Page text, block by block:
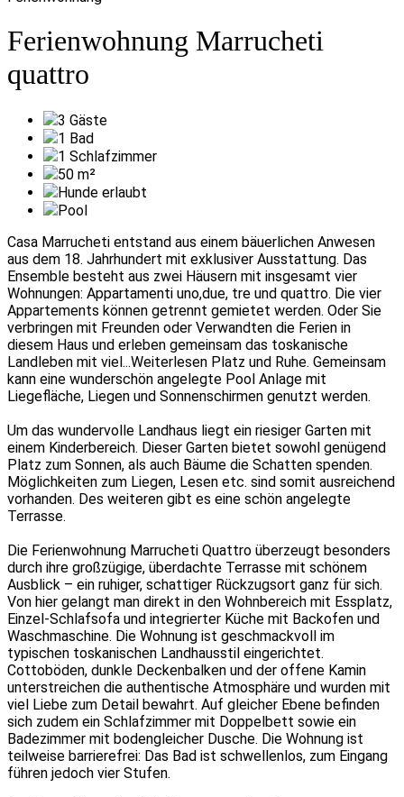
Ferienwohnung Marrucheti
quattro
3 Gäste
1 Bad
1 Schlafzimmer
50 m²
Hunde erlaubt
Pool
Casa Marrucheti entstand aus einem bäuerlichen Anwesen
aus dem 18. Jahrhundert mit exklusiver Ausstattung. Das
Ensemble besteht aus zwei Häusern mit insgesamt vier
Wohnungen: Appartamenti uno,due, tre und quattro. Die vier
Appartements können getrennt gemietet werden. Oder Sie
verbringen mit Freunden oder Verwandten die Ferien in
diesem Haus und erleben gemeinsam das toskanische
Landleben mit viel...Weiterlesen Platz und Ruhe. Gemeinsam
kann eine wunderschön angelegte Pool Anlage mit
Liegefläche, Liegen und Sonnenschirmen genutzt werden.
Um das wundervolle Landhaus liegt ein riesiger Garten mit
einem Kinderbereich. Dieser Garten bietet sowohl genügend
Platz zum Sonnen, als auch Bäume die Schatten spenden.
Möglichkeiten zum Liegen, Lesen etc. sind somit ausreichend
vorhanden. Des weiteren gibt es eine schön angelegte
Terrasse.
Die Ferienwohnung Marrucheti Quattro überzeugt besonders
durch ihre großzügige, überdachte Terrasse mit schönem
Ausblick – ein ruhiger, schattiger Rückzugsort ganz für sich.
Von hier gelangt man direkt in den Wohnbereich mit Essplatz,
Einzel-Schlafsofa und integrierter Küche mit Backofen und
Waschmaschine. Die Wohnung ist geschmackvoll im
typischen toskanischen Landhausstil eingerichtet.
Cottoböden, dunkle Deckenbalken und der offene Kamin
unterstreichen die authentische Atmosphäre und wurden mit
viel Liebe zum Detail bewahrt. Auf gleicher Ebene befinden
sich zudem ein Schlafzimmer mit Doppelbett sowie ein
Badezimmer mit bodengleicher Dusche. Die Wohnung ist
teilweise barrierefrei: Das Bad ist schwellenlos, zum Eingang
führen jedoch vier Stufen.